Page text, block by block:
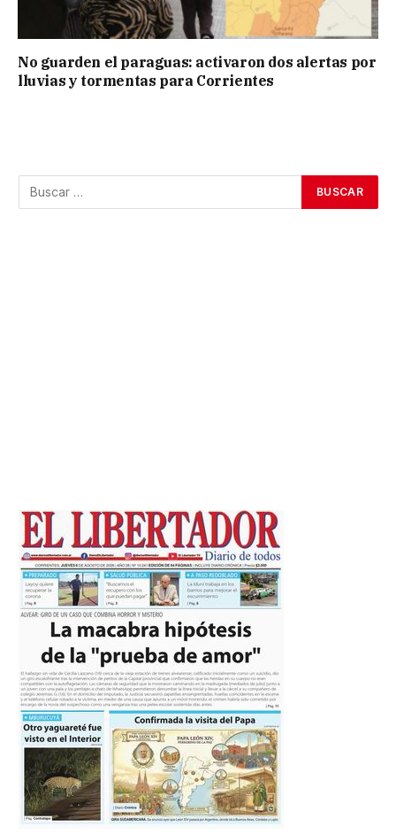
No guarden el paraguas: activaron dos alertas por
lluvias y tormentas para Corrientes